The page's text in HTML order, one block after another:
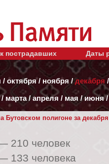
пострадавших Даты
/ октября/ ноября /декабря /
/ марта/апреля / мая /июня/
полигоне за декабря
210 человек
133 человека